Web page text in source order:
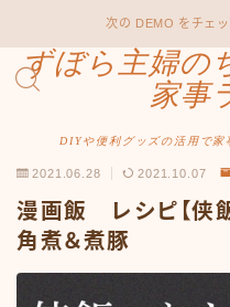
次の DEMO をチェ
ずぼら主婦の
家事
DIYや便利グッズの活用で
MENU
Sample Page
2021.06.28 2021.10.07
漫画飯 レシピ【侠
角煮＆煮豚